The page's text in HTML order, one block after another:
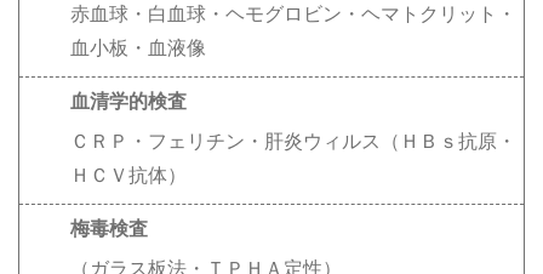
赤血球・白血球・ヘモグロビン・ヘマトクリット・
血小板・血液像
血清学的検査
ＣＲＰ・フェリチン・肝炎ウィルス（ＨＢｓ抗原・
ＨＣＶ抗体）
梅毒検査
（ガラス板法・ＴＰＨＡ定性）